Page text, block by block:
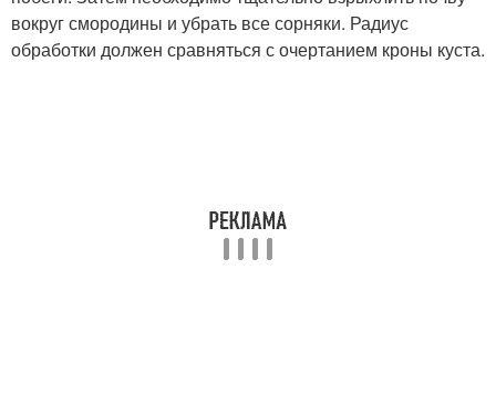
вокруг смородины и убрать все сорняки. Радиус
обработки должен сравняться с очертанием кроны куста.